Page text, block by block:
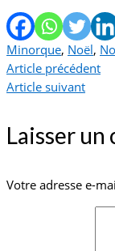
Minorque, Noël,
Article précédent
Article suivant
Laisser
Votre adresse e-